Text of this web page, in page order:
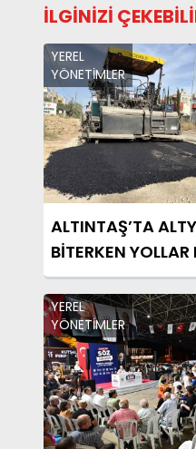
İLGİNİZİ
YEREL
YÖNETİMLER
ALTINTAŞ’TA
BİTERKEN YOLLAR
YENİLENİYOR
YEREL
YÖNETİMLER